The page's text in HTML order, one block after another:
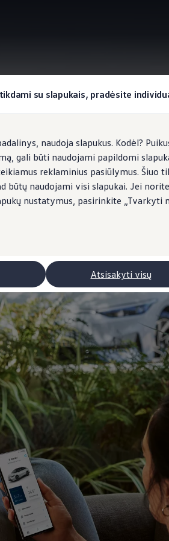
su slapukais, pradėsite
naudoja slapukus. Kodėl?
gali būti naudojami papildomi
reklaminius pasiūlymus.
būtų naudojami visi slapukai. Jei
nustatymus, pasirinkite
Atsisakyti visų
VW Connect jūsų ID.7
savo ID.7